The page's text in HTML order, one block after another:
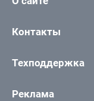
Контакты
Техподдержка
Реклама